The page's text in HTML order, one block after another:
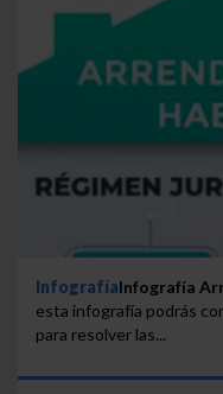
InfografíaInfografía
esta infografía podrás
para resolver las...